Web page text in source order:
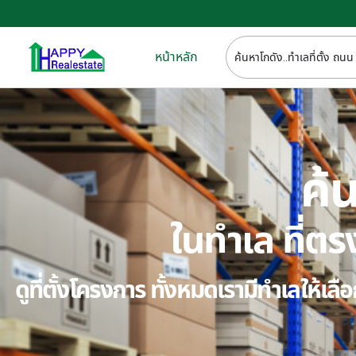
หน้าหลัก
ค้
ในทำเล ที่ต
ดูที่ตั้งโครงการ ทั้งหมดเรามีทำเลให้เ